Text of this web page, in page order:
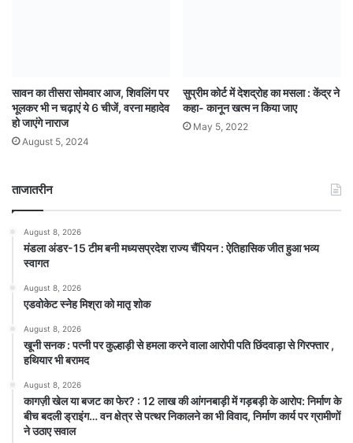
सावन का तीसरा सोमवार आज, शिवलिंग पर
भूलकर भी न चढ़ाएं ये 6 चीजें, वरना महादेव
हो जाएंगे नाराज
August 5, 2024
सुप्रीम कोर्ट में देशद्रोह का मसला : केंद्र ने
कहा- कानून खत्म न किया जाए
May 5, 2022
ताजातरीन
August 8, 2026
मंडला अंडर-15 टीम बनी मध्यसप्रदेश राज्य चैंपियन : ऐतिहासिक जीत हुआ भव्य
स्वागत
August 8, 2026
एडवोकेट स्नेह मिश्रा को मातृ शोक
August 8, 2026
खूनी सनक : पत्नी पर कुल्हाड़ी से हमला करने वाला आरोपी पति छिंदवाड़ा से गिरफ्तार ,
हथियार भी बरामद
August 8, 2026
कागज़ी खेल या बजट का फेर? : 12 लाख की आंगनबाड़ी में गड़बड़ी के आरोप: निर्माण के
बीच बदली ड्राइंग… वन क्षेत्र से पत्थर निकालने का भी विवाद, निर्माण कार्य पर ग्रामीणों
ने उठाए सवाल